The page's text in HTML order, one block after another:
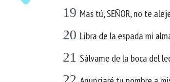
19 Mas tú, SEÑOR, no te
20 Libra de la espada mi
21 Sálvame de la boca del